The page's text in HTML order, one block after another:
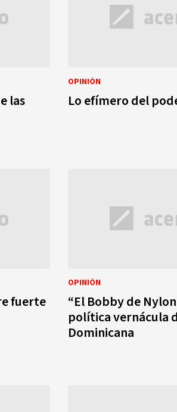
las
OPINIÓN
Lo efímero del
fuerte
OPINIÓN
“El Bobby de
política vernácula
Dominicana